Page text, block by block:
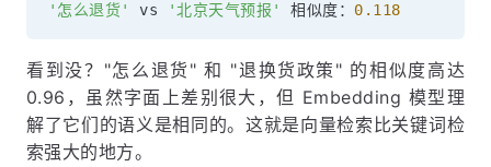
'怎么退货'
vs '北京天气预报' 相似度： 0.118
看到没？"怎么退货" 和 "退换货政策" 的相似度高达
0.96，虽然字面上差别很大，但 Embedding 模型理
解了它们的语义是相同的。这就是向量检索比关键词检
索强大的地方。